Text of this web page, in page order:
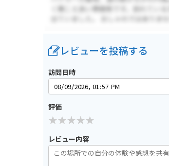
レビューを投稿する
訪問日時
評価
レビュー内容